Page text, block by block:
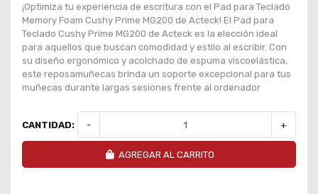
¡Optimiza tu experiencia de escritura con el Pad para Teclado
Memory Foam Cushy Prime MG200 de Acteck! El Pad para
Teclado Cushy Prime MG200 de Acteck es la elección ideal
para aquellos que buscan comodidad y estilo al escribir. Con
su diseño ergonómico y acolchado de espuma viscoelástica,
este reposamuñecas brinda un soporte excepcional para tus
muñecas durante largas sesiones frente al ordenador
CANTIDAD: - +
AGREGAR AL CARRITO